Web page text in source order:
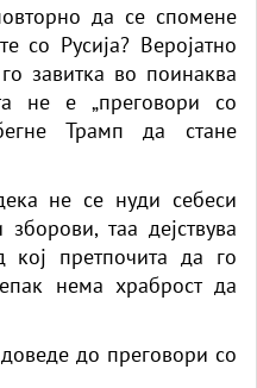
да се спомене
со Русија? Веројатно
завитка во поинаква
не е „преговори со
Трамп да стане
не се нуди себеси
таа дејствува
кој претпочита да го
нема храброст да
до преговори со